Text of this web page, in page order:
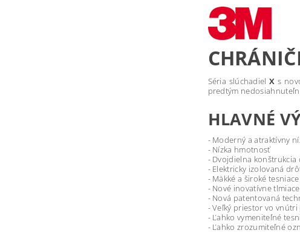
Séria slúchadielX s
predtým
HLAVNÉ
- Moderný a atraktívny
- Nízka hmotnosť
- Dvojdielna
- Elektricky izolovaná
- Mäkké a široké
- Nové inovatívne
- Nová patentovaná
- Veľký priestor vo
- Ľahko vymeniteľné
- Ľahko zrozumiteľné